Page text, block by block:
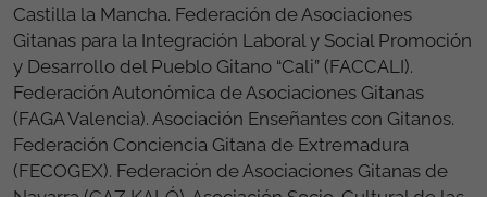
Castilla la Mancha. Federación de Asociaciones
Gitanas para la Integración Laboral y Social Promoción
y Desarrollo del Pueblo Gitano “Cali” (FACCALI).
Federación Autonómica de Asociaciones Gitanas
(FAGA Valencia). Asociación Enseñantes con Gitanos.
Federación Conciencia Gitana de Extremadura
(FECOGEX). Federación de Asociaciones Gitanas de